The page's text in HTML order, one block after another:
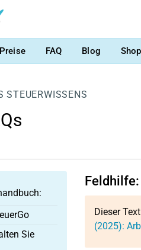
Preise FAQ Blog Shop
STEUERWISSENS
Dieser
(2025):
Sie